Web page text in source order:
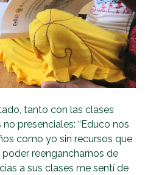
tanto con las clases
presenciales: “Educo nos
como yo sin recursos que
reengancharnos de
a sus clases me sentí de